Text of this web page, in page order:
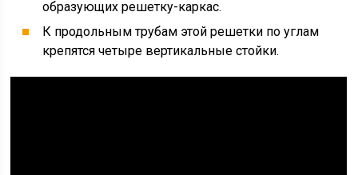
образующих решетку-каркас.
К продольным трубам этой решетки по углам
крепятся четыре вертикальные стойки.